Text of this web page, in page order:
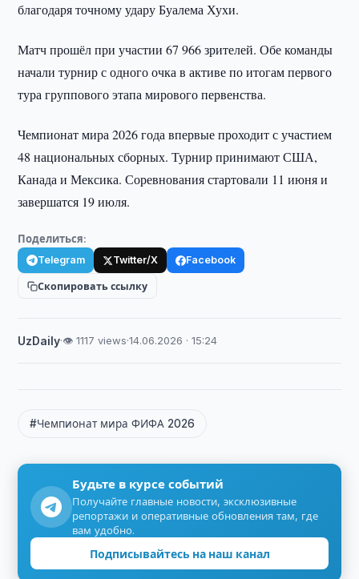
благодаря точному удару Буалема Хухи.
Матч прошёл при участии 67 966 зрителей. Обе команды
начали турнир с одного очка в активе по итогам первого
тура группового этапа мирового первенства.
Чемпионат мира 2026 года впервые проходит с участием
48 национальных сборных. Турнир принимают США,
Канада и Мексика. Соревнования стартовали 11 июня и
завершатся 19 июля.
Поделиться:
Telegram Twitter/X Facebook
Скопировать ссылку
UzDaily·👁 1117 views·14.06.2026 · 15:24
#Чемпионат мира ФИФА 2026
Будьте в курсе событий
Получайте главные новости, эксклюзивные
репортажи и оперативные обновления там, где
вам удобно.
Подписывайтесь на наш канал